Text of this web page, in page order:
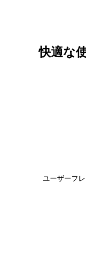
快適な
ユーザーフ